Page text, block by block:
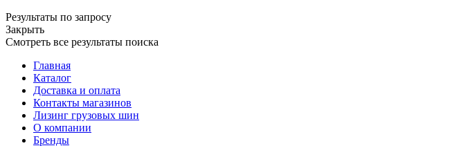
Результаты по запросу
Закрыть
Смотреть все результаты поиска
Главная
Каталог
Доставка и оплата
Контакты магазинов
Лизинг грузовых шин
О компании
Бренды